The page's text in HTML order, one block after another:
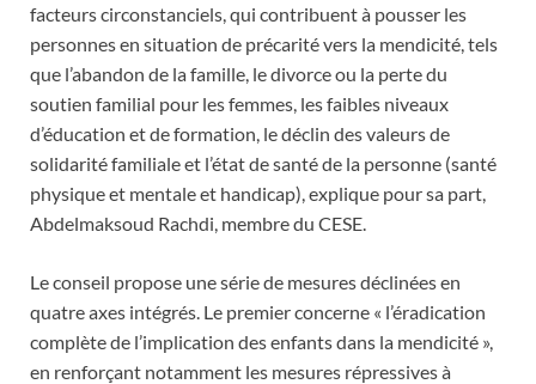
facteurs circonstanciels, qui contribuent à pousser les
personnes en situation de précarité vers la mendicité, tels
que l’abandon de la famille, le divorce ou la perte du
soutien familial pour les femmes, les faibles niveaux
d’éducation et de formation, le déclin des valeurs de
solidarité familiale et l’état de santé de la personne (santé
physique et mentale et handicap), explique pour sa part,
Abdelmaksoud Rachdi, membre du CESE.
Le conseil propose une série de mesures déclinées en
quatre axes intégrés. Le premier concerne « l’éradication
complète de l’implication des enfants dans la mendicité »,
en renforçant notamment les mesures répressives à